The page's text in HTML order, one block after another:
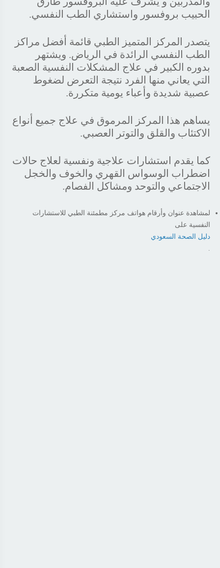
الحبيب بروفسور واستشاري الطب النفسي.
يتصدر المركز المتميز الطبي قائمة أفضل مراكز
الطب النفسي الرائدة في الرياض. ويشتهر
بدوره الكبير في علاج المشكلات النفسية الصعبة
التي يعاني منها الفرد نتيجة التعرض لضغوط
عصبية شديدة وأعباء يومية متكررة.
يساهم هذا المركز المرموق في علاج جميع أنواع
الاكتئاب والقلق والتوتر العصبي.
كما يقدم استشارات علاجية ونفسية لعلاج حالات
اضطراب الوسواس القهري والخوف والخجل
الاجتماعي والتوحد ومشاكل الفصام.
لمشاهدة عنوان وأرقام هواتف مركز مطمئنة الطبي للاستشارات
النفسية على
دليل الصحة السعودي
.